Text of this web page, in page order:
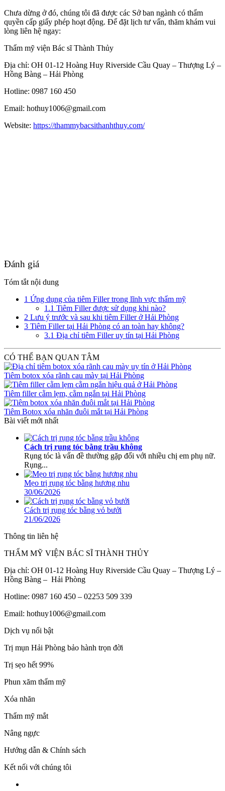
Chưa dừng ở đó, chúng tôi đã được các Sở ban ngành có thẩm
quyền cấp giấy phép hoạt động. Để đặt lịch tư vấn, thăm khám vui
lòng liên hệ ngay:
Thẩm mỹ viện Bác sĩ Thành Thủy
Địa chỉ: OH 01-12 Hoàng Huy Riverside Cầu Quay – Thượng Lý –
Hồng Bàng – Hải Phòng
Hotline: 0987 160 450
Email: hothuy1006@gmail.com
Website: https://thammybacsithanhthuy.com/
Đánh giá
Tóm tắt nội dung
1 Ứng dụng của tiêm Filler trong lĩnh vực thẩm mỹ
1.1 Tiêm Filler được sử dụng khi nào?
2 Lưu ý trước và sau khi tiêm Filler ở Hải Phòng
3 Tiêm Filler tại Hải Phòng có an toàn hay không?
3.1 Địa chỉ tiêm Filler uy tín tại Hải Phòng
CÓ THỂ BẠN QUAN TÂM
Tiêm botox xóa rãnh cau mày tại Hải Phòng
Tiêm filler cằm lẹm, cằm ngắn tại Hải Phòng
Tiêm Botox xóa nhăn đuôi mắt tại Hải Phòng
Bài viết mới nhất
Cách trị rụng tóc bằng trầu không
Rụng tóc là vấn đề thường gặp đối với nhiều chị em phụ nữ.
Rụng...
Mẹo trị rụng tóc bằng hương nhu
30/06/2026
Cách trị rụng tóc bằng vỏ bưởi
21/06/2026
Thông tin liên hệ
THẨM MỸ VIỆN BÁC SĨ THÀNH THỦY
Địa chỉ: OH 01-12 Hoàng Huy Riverside Cầu Quay – Thượng Lý –
Hồng Bàng – Hải Phòng
Hotline: 0987 160 450 – 02253 509 339
Email: hothuy1006@gmail.com
Dịch vụ nổi bật
Trị mụn Hải Phòng bảo hành trọn đời
Trị sẹo hết 99%
Phun xăm thẩm mỹ
Xóa nhăn
Thẩm mỹ mắt
Nâng ngực
Hướng dẫn & Chính sách
Kết nối với chúng tôi